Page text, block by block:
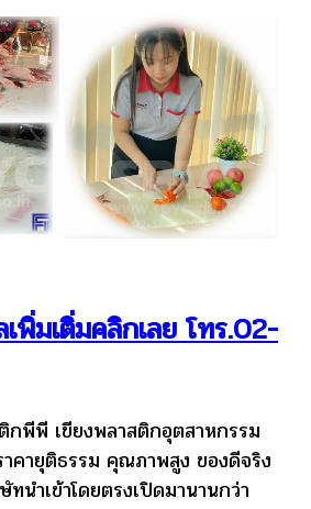
พิ่มเติ่มคลิกเลย โทร.02-
กพีพี เขียงพลาสติกอุตสาหกรรม
าคายุติธรรม คุณภาพสูง ของดีจริง
นำเข้าโดยตรงเปิดมานานกว่า